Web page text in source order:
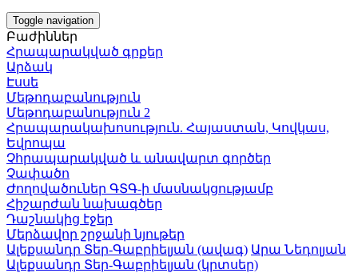
Toggle navigation
Բաժիններ
Հրապարակված գրքեր
Արձակ
Էսսե
Մեթոդաբանություն
Մեթոդաբանություն 2
Հրապարակախոսություն. Հայաստան, Կովկաս,
Եվրոպա
Չհրապարակված և անավարտ գործեր
Չափածո
Ժողովածուներ ԳՏԳ-ի մասնակցությամբ
Հիշարժան նախագծեր
Դաշնակից էջեր
Մերձավոր շրջանի նյութեր
Ալեքսանդր Տեր-Գաբրիելյան (ավագ) Արա Նեդոլյան
Ալեքսանդր Տեր-Գաբրիելյան (կրտսեր)